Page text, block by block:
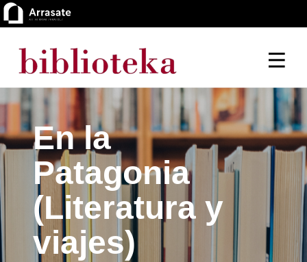
En la
Patagonia
(Literatura y
viajes)